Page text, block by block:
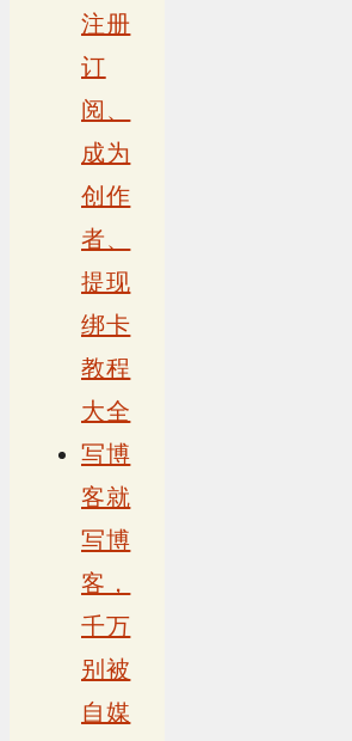
注册
订
阅、
成为
创作
者、
提现
绑卡
教程
大全
写博
客就
写博
客，
千万
别被
自媒